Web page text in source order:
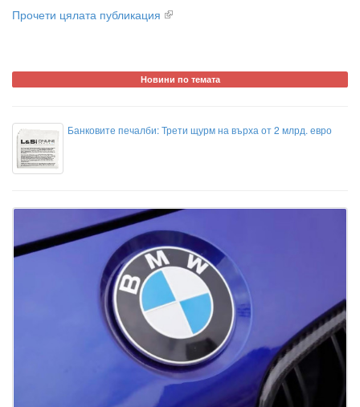
Прочети цялата публикация
Новини по темата
Банковите печалби: Трети щурм на върха от 2 млрд. евро